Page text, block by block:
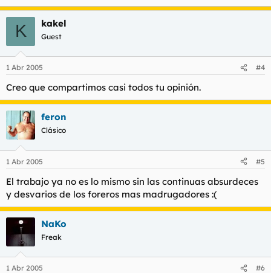
K kakel
Guest
1 Abr 2005 #4
Creo que compartimos casi todos tu opinión.
feron
Clásico
1 Abr 2005 #5
El trabajo ya no es lo mismo sin las continuas absurdeces
y desvarios de los foreros mas madrugadores :(
NaKo
Freak
1 Abr 2005 #6